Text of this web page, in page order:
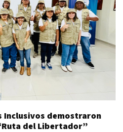
demostraron
del Libertador”